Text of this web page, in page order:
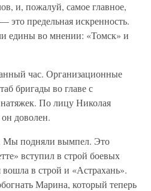
и, пожалуй, самое главное,
это предельная искренность.
едины во мнении: «Томск» и
час. Организационные
бригады во главе с
По лицу Николая
доволен.
Мы подняли вымпел. Это
вступил в строй боевых
в строй и «Астрахань».
Марина, который теперь